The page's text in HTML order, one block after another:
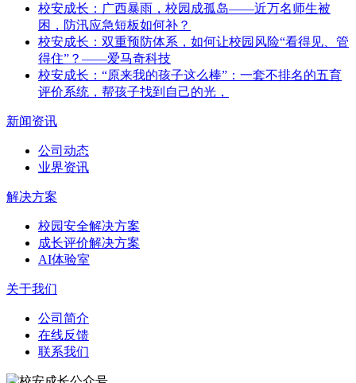
校安成长：广西暴雨，校园成孤岛——近万名师生被
困，防汛应急短板如何补？
校安成长：双重预防体系，如何让校园风险“看得见、管
得住”？——爱马奇科技
校安成长：“原来我的孩子这么棒”：一套不排名的五育
评价系统，帮孩子找到自己的光，
新闻资讯
公司动态
业界资讯
解决方案
校园安全解决方案
成长评价解决方案
AI体验室
关于我们
公司简介
在线反馈
联系我们